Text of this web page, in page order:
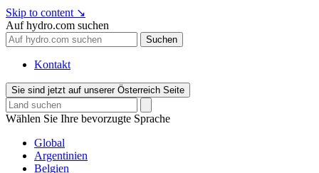
Skip to content ↘
Auf hydro.com suchen
Suchen
Kontakt
Sie sind jetzt auf unserer Österreich Seite
Wählen Sie Ihre bevorzugte Sprache
Global
Argentinien
Belgien